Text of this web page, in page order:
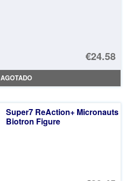
€24.58
AGOTADO
Super7 ReAction+ Micronauts
Biotron Figure